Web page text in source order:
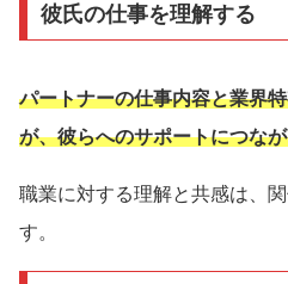
彼氏の仕事を理解する
パートナーの仕事内容と業界
が、彼らへのサポートにつな
職業に対する理解と共感は、
す。